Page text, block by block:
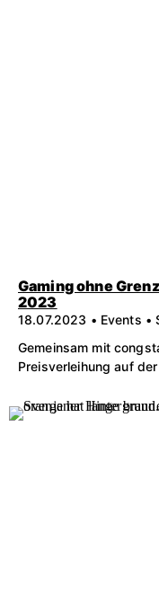
Gaming ohne
2023
18.07.2023 • Events •
Gemeinsam mit
Preisverleihung auf